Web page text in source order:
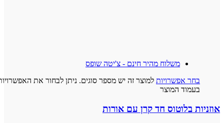
משלוח מהיר חינם - צ'יטה שופס
אפשרויות למוצר זה יש מספר סוגים. ניתן לבחור את האפשרויות
המוצר
בלוטוס חד קרן עם אורות